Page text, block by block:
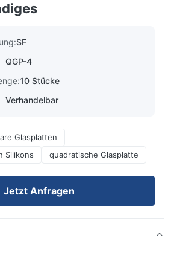
SF
QGP-4
10 Stücke
Verhandelbar
Glasplatten
Silikons
quadratische Glasplatte
Jetzt Anfragen